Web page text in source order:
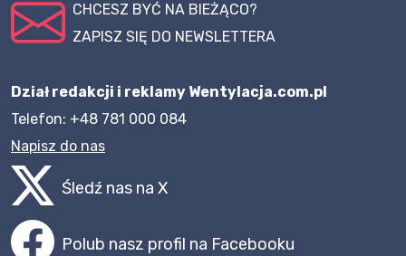
CHCESZ BYĆ NA BIEŻĄCO?
ZAPISZ SIĘ DO NEWSLETTERA
Dział redakcji i reklamy Wentylacja.com.pl
Telefon: +48 781 000 084
Napisz do nas
Śledź nas na X
Polub nasz profil na Facebooku